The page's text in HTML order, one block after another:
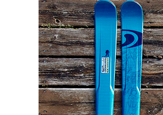
Потребительский кредит
Карта КАКТУС
Продукты для Бизнеса